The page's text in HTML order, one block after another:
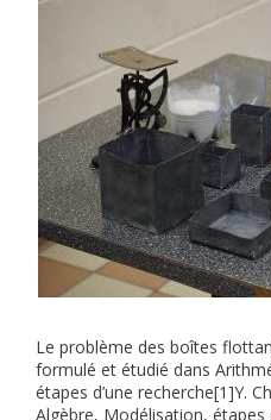
Le problème des boîtes
formulé et étudié dans
étapes d’une recherche[1]Y.
Algèbre, Modélisation, étapes